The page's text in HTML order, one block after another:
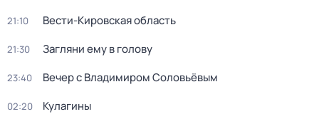
21:10 Вести-Кировская область
21:30 Загляни ему в голову
23:40 Вечер с Владимиром Соловьёвым
02:20 Кулагины